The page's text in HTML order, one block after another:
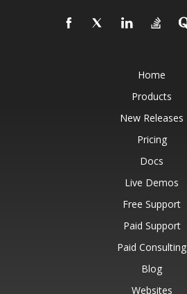
Home
Products
New Releases
Pricing
Docs
Live Demos
Free Support
Paid Support
Paid Consulting
Blog
Websites